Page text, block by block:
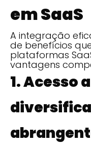
em SaaS
A integração
de benefícios
plataformas
vantagens
1. Acesso